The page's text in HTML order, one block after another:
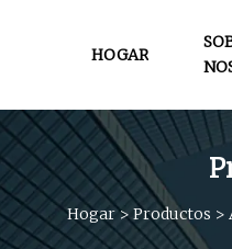
HOGAR
Hogar> Productos >